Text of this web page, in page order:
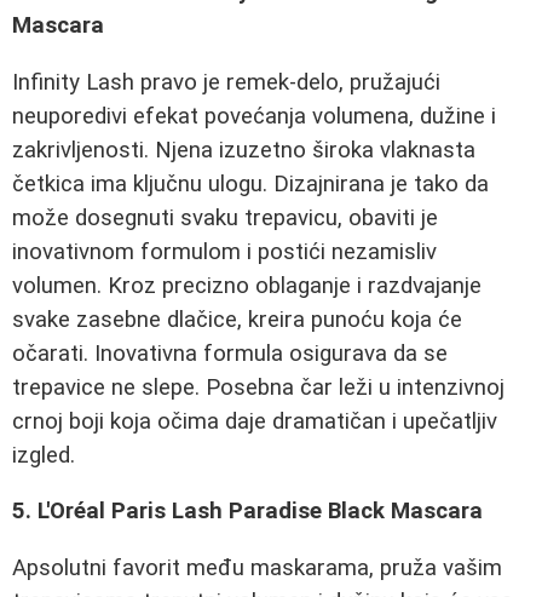
Mascara
Infinity Lash pravo je remek-delo, pružajući
neuporedivi efekat povećanja volumena, dužine i
zakrivljenosti. Njena izuzetno široka vlaknasta
četkica ima ključnu ulogu. Dizajnirana je tako da
može dosegnuti svaku trepavicu, obaviti je
inovativnom formulom i postići nezamisliv
volumen. Kroz precizno oblaganje i razdvajanje
svake zasebne dlačice, kreira punoću koja će
očarati. Inovativna formula osigurava da se
trepavice ne slepe. Posebna čar leži u intenzivnoj
crnoj boji koja očima daje dramatičan i upečatljiv
izgled.
5. L'Oréal Paris Lash Paradise Black Mascara
Apsolutni favorit među maskarama, pruža vašim